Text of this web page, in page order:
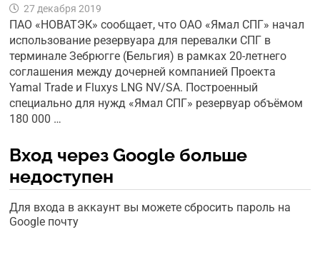
27 декабря 2019
ПАО «НОВАТЭК» сообщает, что ОАО «Ямал СПГ» начал
использование резервуара для перевалки СПГ в
терминале Зебрюгге (Бельгия) в рамках 20-летнего
соглашения между дочерней компанией Проекта
Yamal Trade и Fluxys LNG NV/SA. Построенный
специально для нужд «Ямал СПГ» резервуар объёмом
180 000 …
Вход через Google больше
недоступен
Для входа в аккаунт вы можете сбросить пароль на
Google почту